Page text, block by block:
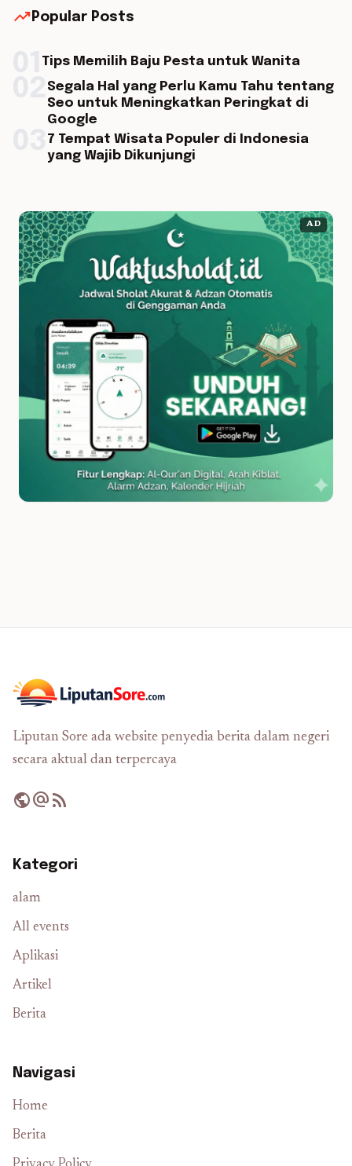
trending_up Popular Posts
Tips Memilih Baju Pesta untuk Wanita
Segala Hal yang Perlu Kamu Tahu tentang
Seo untuk Meningkatkan Peringkat di
Google
7 Tempat Wisata Populer di Indonesia
yang Wajib Dikunjungi
AD
Liputan Sore ada website penyedia berita dalam negeri
secara aktual dan terpercaya
publicalternate_emailrss_feed
Kategori
alam
All events
Aplikasi
Artikel
Berita
Navigasi
Home
Berita